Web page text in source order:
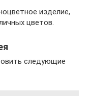
изделие,
цветов.
следующие